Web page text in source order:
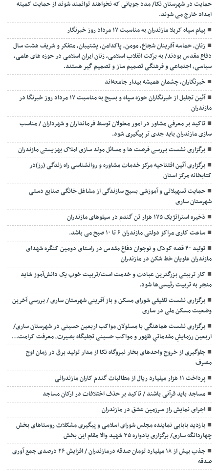
حمایت در شهرستان نکا/ مدد جویانی که نخواهند توانمند شوند از حمایت کمیته
امداد خارج می شوند.
پیام سپاه کربلا مازندران به مناسبت ۱۷ مرداد روز خبرنگار
زنان، حماسه آفرینان شجاع، مومن، پاکدامن، پشتیبان، متفکر و شریف هشت سال
دفاع مقدس بودند/ به برکت انقلاب اسلامی، زنان ایران اسلامی در حوزه های علمی،
سیاسی، اجتماعی و فرهنگی تصمیم ساز و تصمیم گیر هستند.
خبرنگاران، چشمان همیشه بیدار جامعه‌اند
آئین تجلیل از خبرنگاران حوزه سپاه و بسیج به مناسبت ۱۷ مرداد روز خبرنگا در
مازندران
تاکید بر معرفی مشاور در امور معلولان توسط فرمانداران و شهرداران / مناسب
سازی مازندران باید جدی تر پیگیری شود.
برگزاری نشست بررسی فرصت ها و مسائل مولد سازی املاک بهزیستی مازندران
برگزاری آئین افتتاحیه مرکز خدمات مشاوره و روانشناسی راه زندگی (رز)در
کتابخانه مرکز استان
حمایت تسهیلاتی و آموزشی بسیج سازندگی از مشاغل خانگی صنایع دستی
شهرستان ساری
ذخیره استراتژیک ۱۷۵ هزار تن گندم در سیلوهای مازندران
ساعت کاری مراکز دولتی مازندران ۶ تا ۱۰ صبح می باشد.
تولید ۴۰ قصه کودک و نوجوان دفاع مقدس در راستای دومین کنگره شهدای
مازندران علویان خط شکن در مازندران
کار تربیتی بزرگترین عبادت و خدمت است/تربیت خوب یک دانش‌آموز شاید
منجر به تربیت رئیسی‌ها شود.
برگزاری ‌نشست تلفیقی شورای مسکن و باز آفرینی شهرستان ساری / بررسی آخرین
وضعیت مسکن ملی در ساری
برگزاری نشست هماهنگی با مسئولان مواکب اربعین حسینی در شهرستان ساری/
اربعین رزمایشِ مقدماتیِ ظهور و مواکب حسینی تجلیگاه بصیرت، معرفت کرامت…
جلوگیری از خروج واحدهای بخار نیروگاه نکا از مدار تولید برق در زمان اوج
مصرف
پرداخت ۱۱ هزار میلیارد ریال از مطالبات گندم کاران مازندرانی
مساجد باید قرآنی باشند / تاکید بر حذف اختلافات در ارکان مساجد
اجرای نمایش راز سرزمین عشق در مازندران
بازدید بابایی نماینده مجلس شورای اسلامی و پیگیری مشکلات روستاهای بخش
چهاردانگه ساری/ برگزاری یادواره ۳۵ شهید والا مقام این بخش
جذب بیش از ۱۸ میلیارد تومان صدقه درمازندران / افزایش ۲۶ درصدی جمع آوری
صدقه